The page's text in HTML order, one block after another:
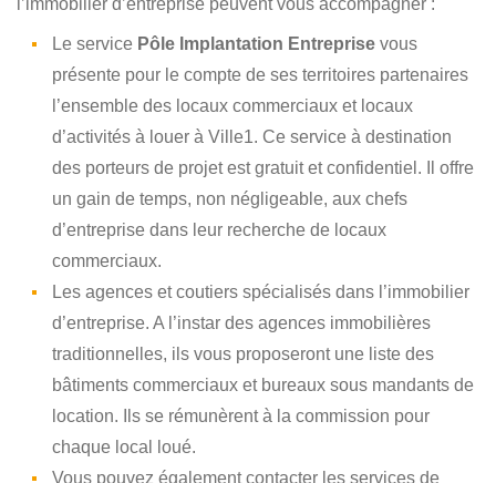
l’immobilier d’entreprise peuvent vous accompagner :
Le service Pôle Implantation Entreprise vous
présente pour le compte de ses territoires partenaires
l’ensemble des locaux commerciaux et locaux
d’activités à louer à Ville1. Ce service à destination
des porteurs de projet est gratuit et confidentiel. Il offre
un gain de temps, non négligeable, aux chefs
d’entreprise dans leur recherche de locaux
commerciaux.
Les agences et coutiers spécialisés dans l’immobilier
d’entreprise. A l’instar des agences immobilières
traditionnelles, ils vous proposeront une liste des
bâtiments commerciaux et bureaux sous mandants de
location. Ils se rémunèrent à la commission pour
chaque local loué.
Vous pouvez également contacter les services de